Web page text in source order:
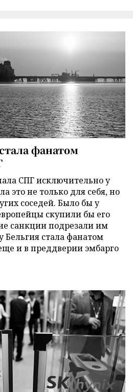
фанатом
СПГ исключительно у
это не только для себя, но
соседей. Было бы у
скупили бы его
санкции подрезали им
стала фанатом
и в преддверии эмбарго